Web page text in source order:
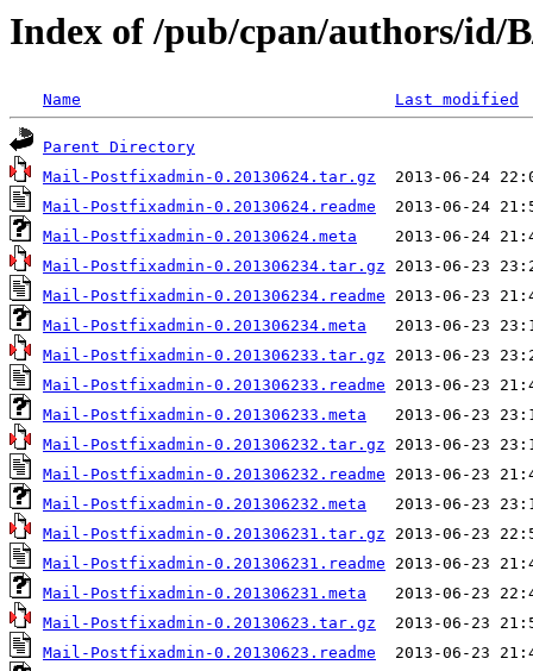
Index of /pub/cpan/authors/id/
Name Last modified
Parent Directory
Mail-Postfixadmin-0.20130624.tar.gz
Mail-Postfixadmin-0.20130624.readme
Mail-Postfixadmin-0.20130624.meta
Mail-Postfixadmin-0.201306234.tar.gz
Mail-Postfixadmin-0.201306234.readme
Mail-Postfixadmin-0.201306234.meta
Mail-Postfixadmin-0.201306233.tar.gz
Mail-Postfixadmin-0.201306233.readme
Mail-Postfixadmin-0.201306233.meta
Mail-Postfixadmin-0.201306232.tar.gz
Mail-Postfixadmin-0.201306232.readme
Mail-Postfixadmin-0.201306232.meta
Mail-Postfixadmin-0.201306231.tar.gz
Mail-Postfixadmin-0.201306231.readme
Mail-Postfixadmin-0.201306231.meta
Mail-Postfixadmin-0.20130623.tar.gz
Mail-Postfixadmin-0.20130623.readme